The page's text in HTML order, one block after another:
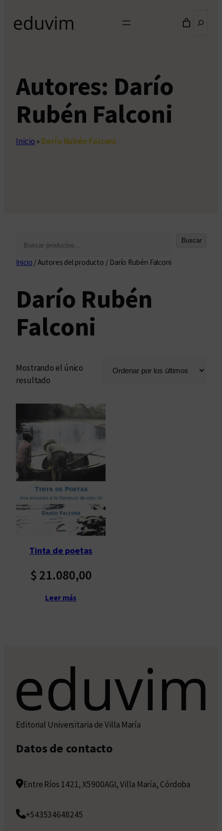
Autores: Darío
Rubén Falconi
Inicio»Darío Rubén Falconi
s
a
Buscar
Inicio / Autores del producto / Darío Rubén Falconi
Darío Rubén
Falconi
Mostrando el único
resultado
Tinta de poetas
$ 21.080,00
Leer más
Editorial Universitaria de Villa María
Datos de contacto
Entre Ríos 1421, X5900AGI, Villa María, Córdoba
+543534648245